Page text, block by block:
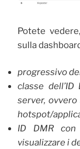
Potete
sulla
progressivo
classe
server,
hotspot/
ID DMR
visualizzare i